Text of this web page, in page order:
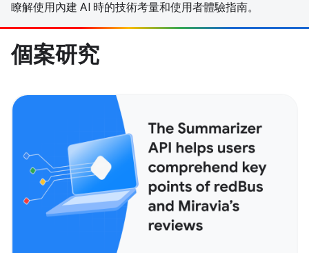
瞭解使用內建 AI 時的技術考量和使用者體驗指南。
個案研究